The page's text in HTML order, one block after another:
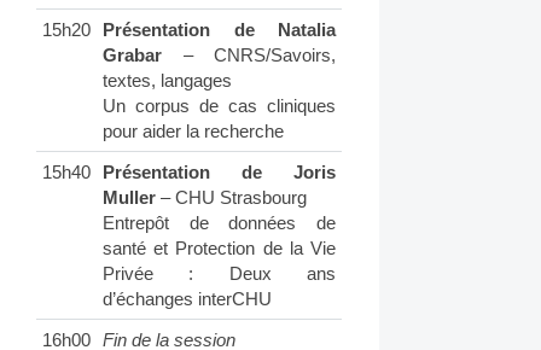
15h20
Présentation de Natalia
Grabar– CNRS/Savoirs,
textes, langages
Un corpus de cas cliniques
pour aider la recherche
15h40
Présentation de Joris
Muller– CHU Strasbourg
Entrepôt de données de
santé et Protection de la Vie
Privée : Deux ans
d’échanges interCHU
16h00 Fin de la session